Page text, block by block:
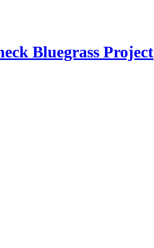
Bluegrass Project